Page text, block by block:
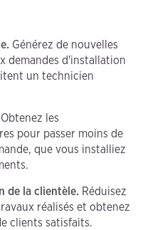
Générez de nouvelles
demandes d'installation
un technicien
Obtenez les
pour passer moins de
que vous installiez
de la clientèle. Réduisez
réalisés et obtenez
clients satisfaits.